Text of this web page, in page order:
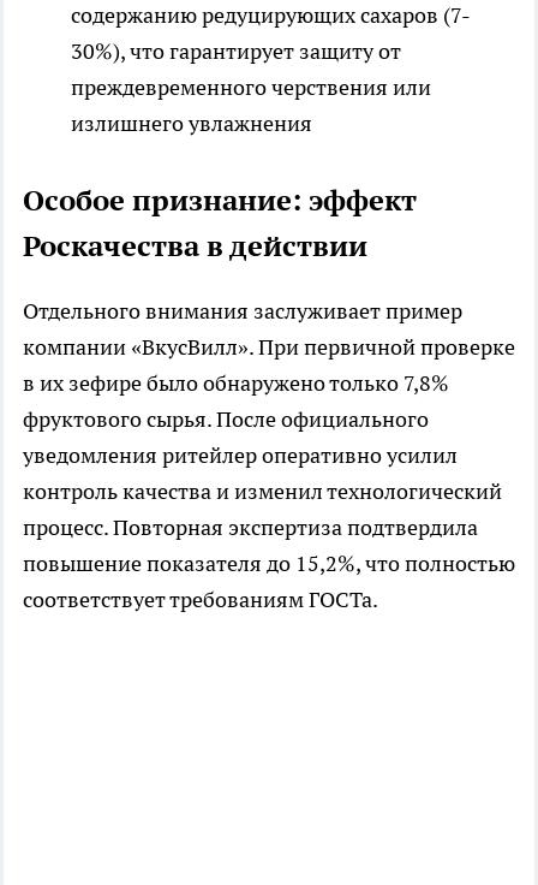
содержанию редуцирующих сахаров (7-
30%), что гарантирует защиту от
преждевременного черствения или
излишнего увлажнения
Особое признание: эффект
Роскачества в действии
Отдельного внимания заслуживает пример
компании «ВкусВилл». При первичной проверке
в их зефире было обнаружено только 7,8%
фруктового сырья. После официального
уведомления ритейлер оперативно усилил
контроль качества и изменил технологический
процесс. Повторная экспертиза подтвердила
повышение показателя до 15,2%, что полностью
соответствует требованиям ГОСТа.